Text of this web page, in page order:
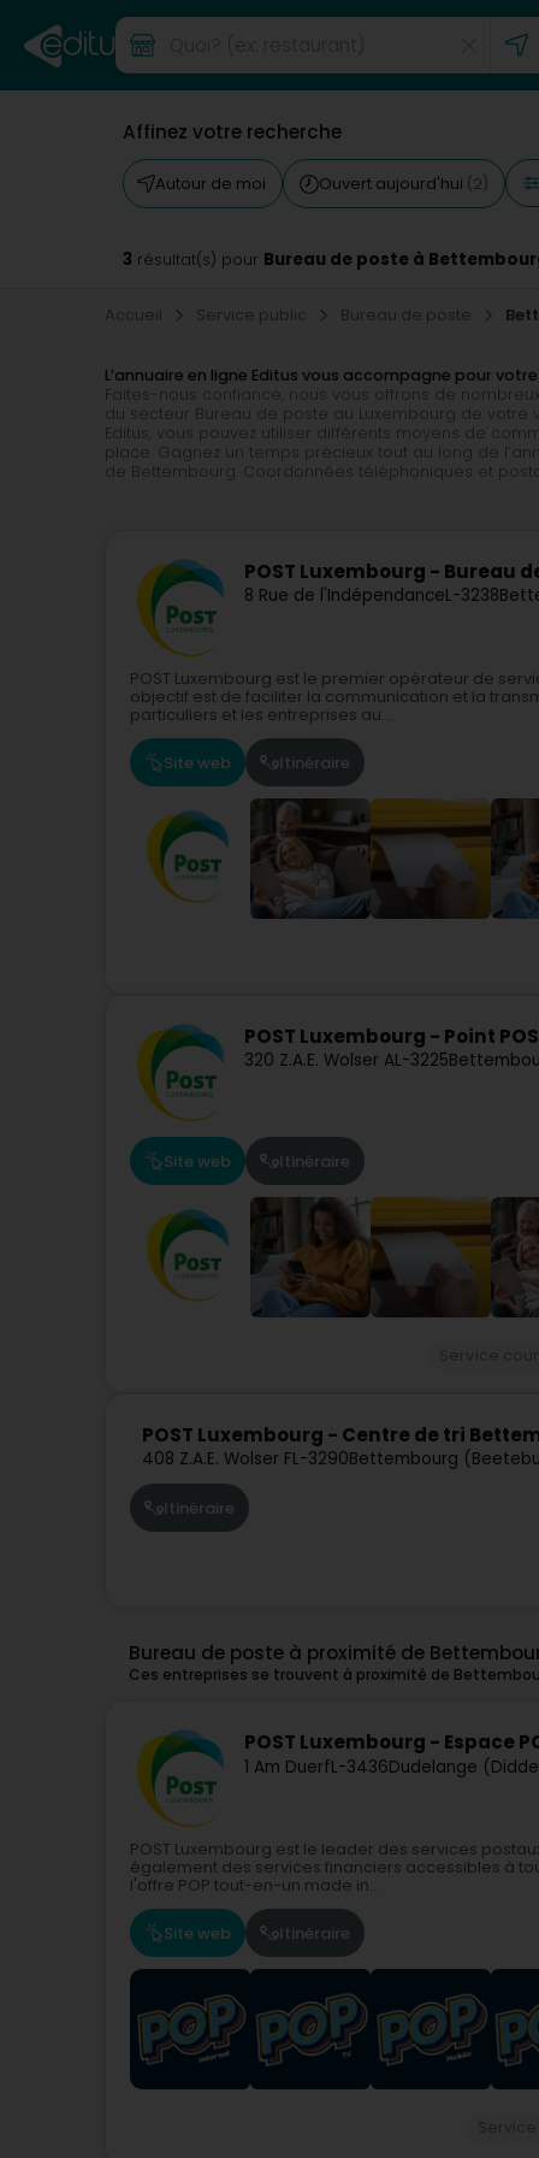
Affinez votre recherche
Autour de moi Ouvert aujourd'hui (2)
3 résultat(s) pour Bureau de poste à
Accueil Service public Bureau de poste
L’annuaire en ligne Editus vous accompagne pour
Faites-nous confiance, nous vous offrons de
du secteur Bureau de poste au Luxembourg de votre
Editus, vous pouvez utiliser différents moyens de
place. Gagnez un temps précieux tout au long de
de Bettembourg. Coordonnées téléphoniques et
POST Luxembourg - Bureau
8 Rue de l'IndépendanceL-3238
POST Luxembourg est le premier opérateur de
objectif est de faciliter la communication et la
particuliers et les entreprises au...
Site web Itinéraire
POST Luxembourg - Point
320 Z.A.E. Wolser AL-3225
Site web Itinéraire
POST Luxembourg - Centre de tri
408 Z.A.E. Wolser FL-3290Bettembourg
Itinéraire
Bureau de poste à proximité de
Ces entreprises se trouvent à proximité de
POST Luxembourg - Espace
1 Am DuerfL-3436Dudelange
POST Luxembourg est le leader des services
également des services financiers accessibles à
l'offre POP tout-en-un made in...
Site web Itinéraire